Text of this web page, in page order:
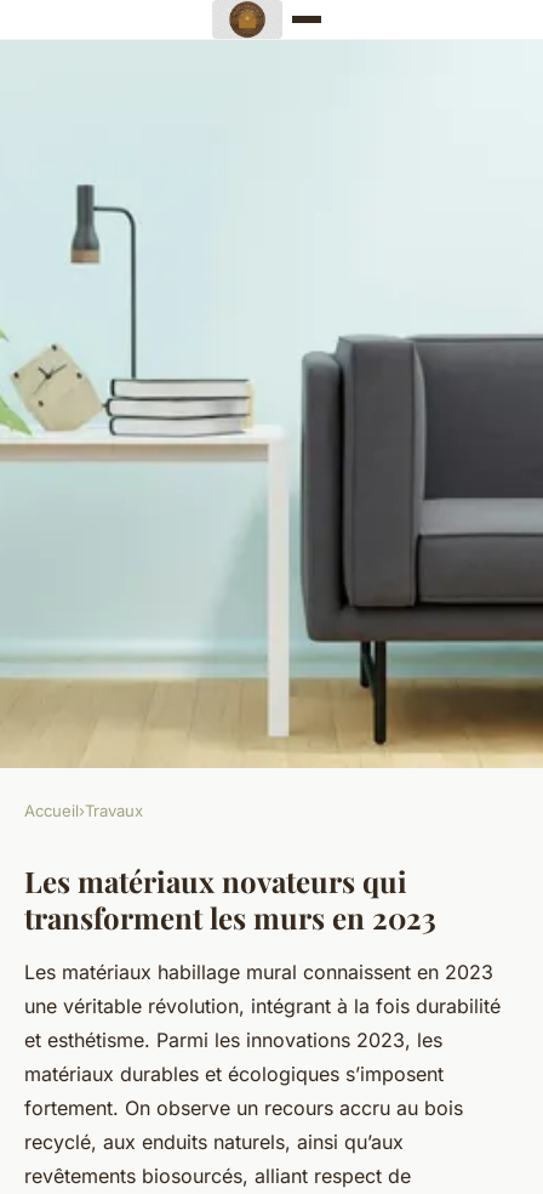
Les nouvelles tendances
captivantes des habillages
muraux en 2023
Thaïs 20 juillet 2025 5 min de lecture
Accueil›Travaux
Les matériaux novateurs qui
transforment les murs en 2023
Les matériaux habillage mural connaissent en 2023
une véritable révolution, intégrant à la fois durabilité
et esthétisme. Parmi les innovations 2023, les
matériaux durables et écologiques s’imposent
fortement. On observe un recours accru au bois
recyclé, aux enduits naturels, ainsi qu’aux
revêtements biosourcés, alliant respect de